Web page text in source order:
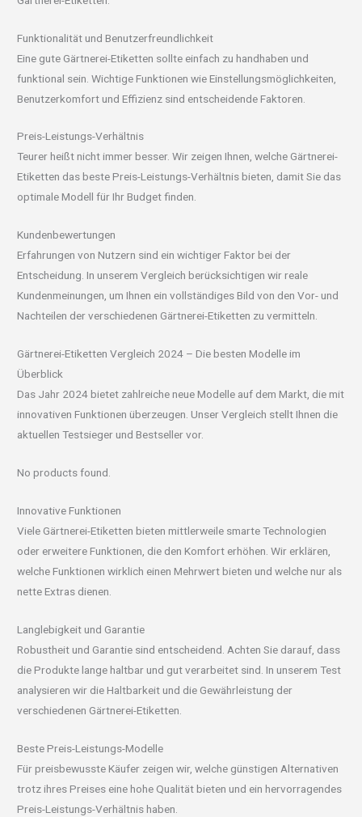
Funktionalität und Benutzerfreundlichkeit
Eine gute Gärtnerei-Etiketten sollte einfach zu handhaben und
funktional sein. Wichtige Funktionen wie Einstellungsmöglichkeiten,
Benutzerkomfort und Effizienz sind entscheidende Faktoren.
Preis-Leistungs-Verhältnis
Teurer heißt nicht immer besser. Wir zeigen Ihnen, welche Gärtnerei-
Etiketten das beste Preis-Leistungs-Verhältnis bieten, damit Sie das
optimale Modell für Ihr Budget finden.
Kundenbewertungen
Erfahrungen von Nutzern sind ein wichtiger Faktor bei der
Entscheidung. In unserem Vergleich berücksichtigen wir reale
Kundenmeinungen, um Ihnen ein vollständiges Bild von den Vor- und
Nachteilen der verschiedenen Gärtnerei-Etiketten zu vermitteln.
Gärtnerei-Etiketten Vergleich 2024 – Die besten Modelle im
Überblick
Das Jahr 2024 bietet zahlreiche neue Modelle auf dem Markt, die mit
innovativen Funktionen überzeugen. Unser Vergleich stellt Ihnen die
aktuellen Testsieger und Bestseller vor.
No products found.
Innovative Funktionen
Viele Gärtnerei-Etiketten bieten mittlerweile smarte Technologien
oder erweitere Funktionen, die den Komfort erhöhen. Wir erklären,
welche Funktionen wirklich einen Mehrwert bieten und welche nur als
nette Extras dienen.
Langlebigkeit und Garantie
Robustheit und Garantie sind entscheidend. Achten Sie darauf, dass
die Produkte lange haltbar und gut verarbeitet sind. In unserem Test
analysieren wir die Haltbarkeit und die Gewährleistung der
verschiedenen Gärtnerei-Etiketten.
Beste Preis-Leistungs-Modelle
Für preisbewusste Käufer zeigen wir, welche günstigen Alternativen
trotz ihres Preises eine hohe Qualität bieten und ein hervorragendes
Preis-Leistungs-Verhältnis haben.